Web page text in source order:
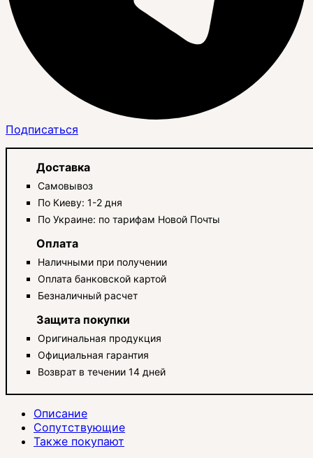
Подписаться
Доставка
Самовывоз
По Киеву: 1-2 дня
По Украине: по тарифам Новой Почты
Оплата
Наличными при получении
Оплата банковской картой
Безналичный расчет
Защита покупки
Оригинальная продукция
Официальная гарантия
Возврат в течении 14 дней
Описание
Сопутствующие
Также покупают